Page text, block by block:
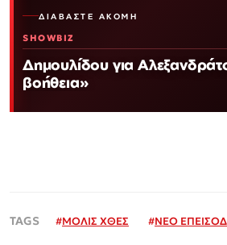
ΔΙΑΒΆΣΤΕ ΑΚΌΜΗ
SHOWBIZ
Δημουλίδου για
βοήθεια»
#ΜΟΛΙΣ ΧΘΕΣ #ΝΕΟ